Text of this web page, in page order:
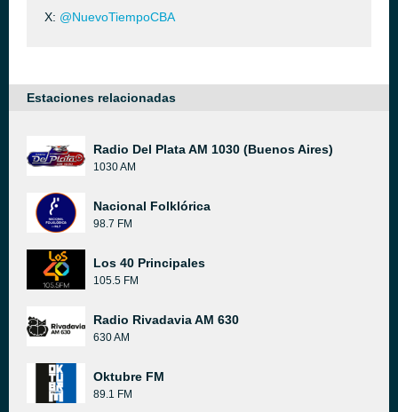
X: @NuevoTiempoCBA
Estaciones relacionadas
Radio Del Plata AM 1030 (Buenos Aires)
1030 AM
Nacional Folklórica
98.7 FM
Los 40 Principales
105.5 FM
Radio Rivadavia AM 630
630 AM
Oktubre FM
89.1 FM